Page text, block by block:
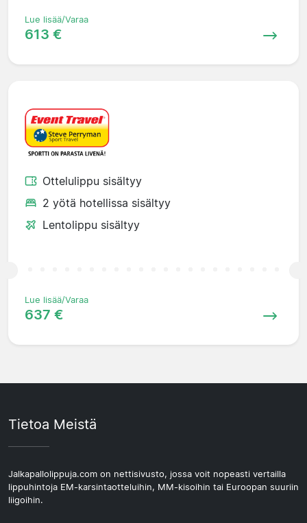
Lue lisää/Varaa
613 €
Ottelulippu sisältyy
2 yötä hotellissa sisältyy
Lentolippu sisältyy
Lue lisää/Varaa
637 €
Tietoa Meistä
Jalkapallolippuja.com on nettisivusto, jossa voit nopeasti vertailla
lippuhintoja EM-karsintaotteluihin, MM-kisoihin tai Euroopan suuriin
liigoihin.